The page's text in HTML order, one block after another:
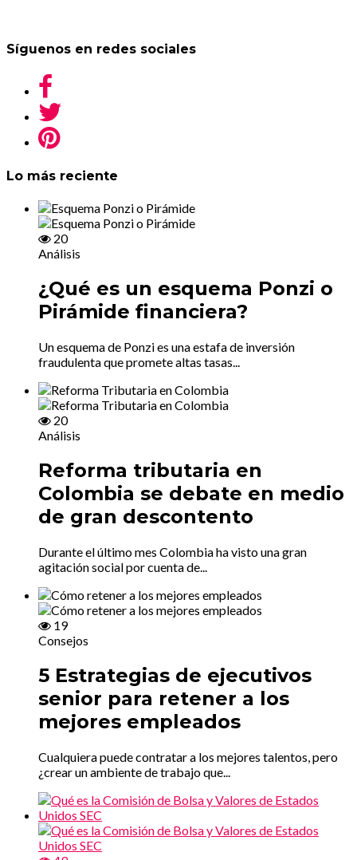
Síguenos en redes sociales
Lo más reciente
20
Análisis
¿Qué es un esquema Ponzi o
Pirámide financiera?
Un esquema de Ponzi es una estafa de inversión
fraudulenta que promete altas tasas...
20
Análisis
Reforma tributaria en
Colombia se debate en medio
de gran descontento
Durante el último mes Colombia ha visto una gran
agitación social por cuenta de...
19
Consejos
5 Estrategias de ejecutivos
senior para retener a los
mejores empleados
Cualquiera puede contratar a los mejores talentos, pero
¿crear un ambiente de trabajo que...